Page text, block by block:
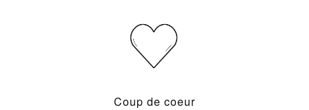
Coup de coeur